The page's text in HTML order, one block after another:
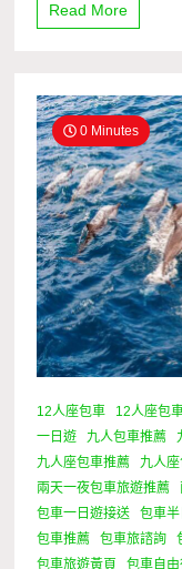
Read More
0 Minutes
12人座包車 12人座包
一日遊
九人包車推薦
九人座包車推薦
九人
兩天一夜包車旅遊推薦
包車一日遊接送
包車
包車推薦
包車旅諮詢
包車旅遊黃頁
包車自